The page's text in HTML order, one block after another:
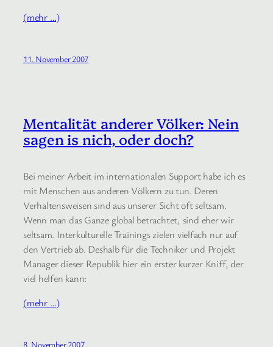
(mehr …)
11. November 2007
Mentalität anderer Völker: Nein
sagen is nich, oder doch?
Bei meiner Arbeit im internationalen Support habe ich es
mit Menschen aus anderen Völkern zu tun. Deren
Verhaltensweisen sind aus unserer Sicht oft seltsam.
Wenn man das Ganze global betrachtet, sind eher wir
seltsam. Interkulturelle Trainings zielen vielfach nur auf
den Vertrieb ab. Deshalb für die Techniker und Projekt
Manager dieser Republik hier ein erster kurzer Kniff, der
viel helfen kann:
(mehr …)
8. November 2007